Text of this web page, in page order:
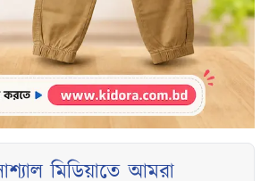
মিডিয়াতে আমরা